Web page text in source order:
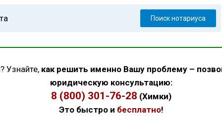
Поиск нотариуса
Узнайте, как решить именно Вашу проблему –
юридическую консультацию:
8 (800) 301-76-28 (Химки)
Это быстро и бесплатно!